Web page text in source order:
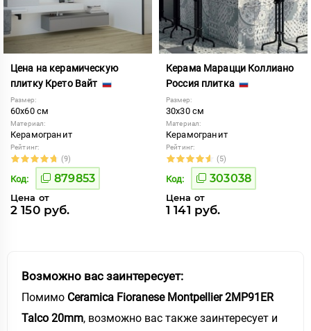
Цена на керамическую
плитку Крето Вайт
Размер:
60x60 см
Материал:
Керамогранит
Рейтинг:
(9)
Код: 879853
Цена от
2 150 руб.
Керама Марацци Коллиано
Россия плитка
Размер:
30x30 см
Материал:
Керамогранит
Рейтинг:
(5)
Код: 303038
Цена от
1 141 руб.
Возможно вас заинтересует:
Помимо Ceramica Fioranese Montpellier 2MP91ER
Talco 20mm, возможно вас также заинтересует и